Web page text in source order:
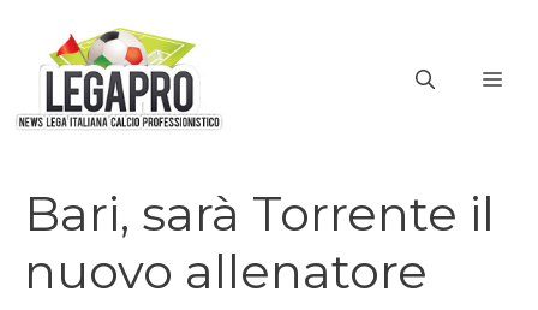
contenuto
Bari, sarà Torrente il
nuovo allenatore